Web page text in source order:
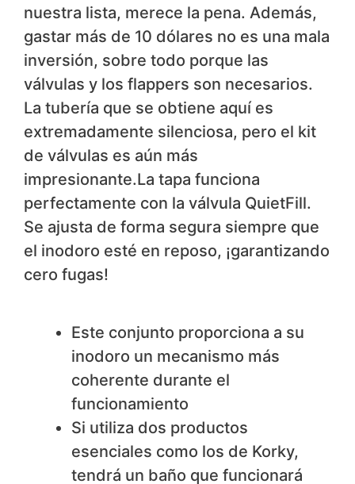
nuestra lista, merece la pena. Además,
gastar más de 10 dólares no es una mala
inversión, sobre todo porque las
válvulas y los flappers son necesarios.
La tubería que se obtiene aquí es
extremadamente silenciosa, pero el kit
de válvulas es aún más
impresionante.La tapa funciona
perfectamente con la válvula QuietFill.
Se ajusta de forma segura siempre que
el inodoro esté en reposo, ¡garantizando
cero fugas!
Este conjunto proporciona a su
inodoro un mecanismo más
coherente durante el
funcionamiento
Si utiliza dos productos
esenciales como los de Korky,
tendrá un baño que funcionará